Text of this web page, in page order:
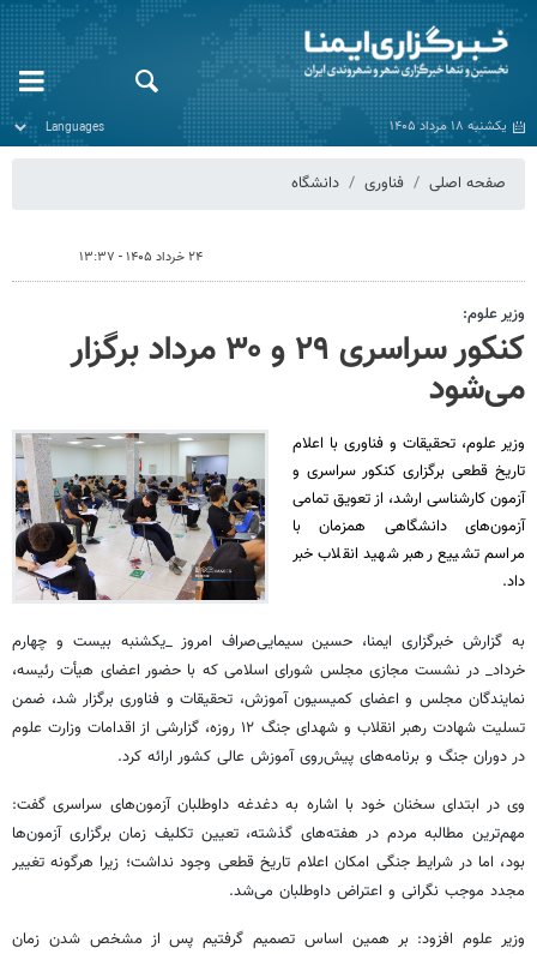
یکشنبه ۱۸ مرداد ۱۴۰۵
صفحه اصلی فناوری دانشگاه
۲۴ خرداد ۱۴۰۵ - ۱۳:۳۷
وزیر علوم:
کنکور سراسری ۲۹ و ۳۰ مرداد برگزار
می‌شود
وزیر علوم، تحقیقات و فناوری با اعلام
تاریخ قطعی برگزاری کنکور سراسری و
آزمون کارشناسی ارشد، از تعویق تمامی
آزمون‌های دانشگاهی همزمان با
مراسم تشییع رهبر شهید انقلاب خبر
داد.
به گزارش خبرگزاری ایمنا، حسین سیمایی‌صراف امروز _یکشنبه بیست و چهارم
خرداد_ در نشست مجازی مجلس شورای اسلامی که با حضور اعضای هیأت رئیسه،
نمایندگان مجلس و اعضای کمیسیون آموزش، تحقیقات و فناوری برگزار شد، ضمن
تسلیت شهادت رهبر انقلاب و شهدای جنگ ۱۲ روزه، گزارشی از اقدامات وزارت علوم
در دوران جنگ و برنامه‌های پیش‌روی آموزش عالی کشور ارائه کرد.
وی در ابتدای سخنان خود با اشاره به دغدغه داوطلبان آزمون‌های سراسری گفت:
مهم‌ترین مطالبه مردم در هفته‌های گذشته، تعیین تکلیف زمان برگزاری آزمون‌ها
بود، اما در شرایط جنگی امکان اعلام تاریخ قطعی وجود نداشت؛ زیرا هرگونه تغییر
مجدد موجب نگرانی و اعتراض داوطلبان می‌شد.
وزیر علوم افزود: بر همین اساس تصمیم گرفتیم پس از مشخص شدن زمان